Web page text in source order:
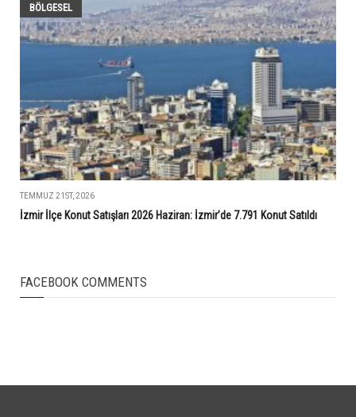
BÖLGESEL
TEMMUZ 21ST, 2026
İzmir İlçe Konut Satışları 2026 Haziran: İzmir’de 7.791 Konut Satıldı
FACEBOOK COMMENTS